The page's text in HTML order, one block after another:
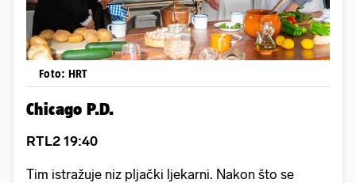
Foto: HRT
Chicago P.D.
RTL2 19:40
Tim istražuje niz pljački ljekarni. Nakon što se